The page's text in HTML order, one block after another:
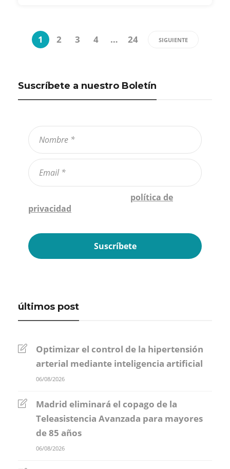
1 2 3 4 … 24 SIGUIENTE
Suscríbete a nuestro Boletín
política de
privacidad
últimos post
Optimizar el control de la hipertensión
arterial mediante inteligencia artificial
06/08/2026
Madrid eliminará el copago de la
Teleasistencia Avanzada para mayores
de 85 años
06/08/2026